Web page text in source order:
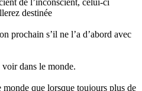
de l’inconscient, celui-ci
destinée
prochain s’il ne l’a d’abord avec
dans le monde.
que lorsque toujours plus de